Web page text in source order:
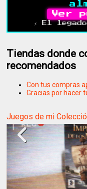
Ver
⚡ El
Tiendas donde
recomendados
Con tus compras
Gracias por hacer
Juegos de mi